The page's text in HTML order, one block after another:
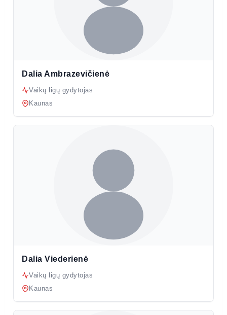
Dalia Ambrazevičienė
Vaikų ligų gydytojas
Kaunas
Dalia Viederienė
Vaikų ligų gydytojas
Kaunas